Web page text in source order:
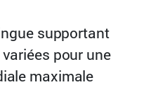
supportant
pour une
maximale